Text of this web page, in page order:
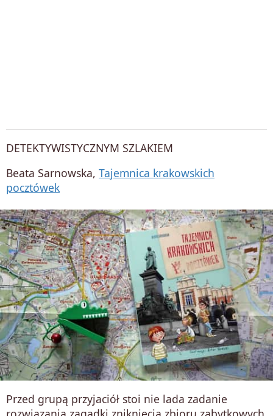
DETEKTYWISTYCZNYM SZLAKIEM
Beata Sarnowska, Tajemnica krakowskich
pocztówek
Przed grupą przyjaciół stoi nie lada zadanie